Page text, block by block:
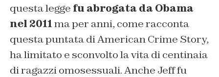
questa legge fu abrogata da Obama
nel 2011ma per anni, come racconta
questa puntata di American Crime Story,
ha limitato e sconvolto la vita di centinaia
di ragazzi omosessuali. Anche Jeff fu